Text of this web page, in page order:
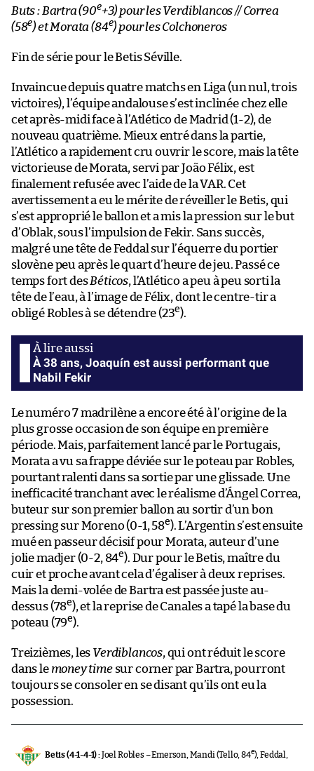
Buts : Bartra (90e+3) pour les Verdiblancos // Correa
(58e) et Morata (84e) pour les Colchoneros
Fin de série pour le Betis Séville.
Invaincue depuis quatre matchs en Liga (un nul, trois
victoires), l’équipe andalouse s’est inclinée chez elle
cet après-midi face à l’Atlético de Madrid (1-2), de
nouveau quatrième. Mieux entré dans la partie,
l’Atlético a rapidement cru ouvrir le score, mais la tête
victorieuse de Morata, servi par João Félix, est
finalement refusée avec l’aide de la VAR. Cet
avertissement a eu le mérite de réveiller le Betis, qui
s’est approprié le ballon et a mis la pression sur le but
d’Oblak, sous l’impulsion de Fekir. Sans succès,
malgré une tête de Feddal sur l’équerre du portier
slovène peu après le quart d’heure de jeu. Passé ce
temps fort desBéticos, l’Atlético a peu à peu sorti la
tête de l’eau, à l’image de Félix, dont le centre-tir a
obligé Robles à se détendre (23e).
À 38 ans, Joaquín est aussi performant que
Nabil Fekir
Le numéro 7 madrilène a encore été à l’origine de la
plus grosse occasion de son équipe en première
période. Mais, parfaitement lancé par le Portugais,
Morata a vu sa frappe déviée sur le poteau par Robles,
pourtant ralenti dans sa sortie par une glissade. Une
inefficacité tranchant avec le réalisme d’Ángel Correa,
buteur sur son premier ballon au sortir d’un bon
pressing sur Moreno (0-1, 58e). L’Argentin s’est ensuite
mué en passeur décisif pour Morata, auteur d’une
jolie madjer (0-2, 84e). Dur pour le Betis, maître du
cuir et proche avant cela d’égaliser à deux reprises.
Mais la demi-volée de Bartra est passée juste au-
dessus (78e), et la reprise de Canales a tapé la base du
poteau (79e).
Treizièmes, les Verdiblancos, qui ont réduit le score
dans le money timesur corner par Bartra, pourront
toujours se consoler en se disant qu’ils ont eu la
possession.
Betis (4-1-4-1) :Joel Robles – Emerson, Mandi (Tello, 84e), Feddal,